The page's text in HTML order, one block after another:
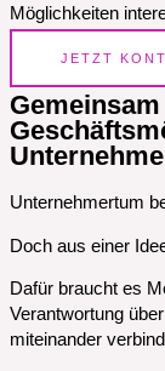
Möglichkeiten
JETZT
Unternehmertum
Doch aus einer
Dafür braucht es
Verantwortung
miteinander